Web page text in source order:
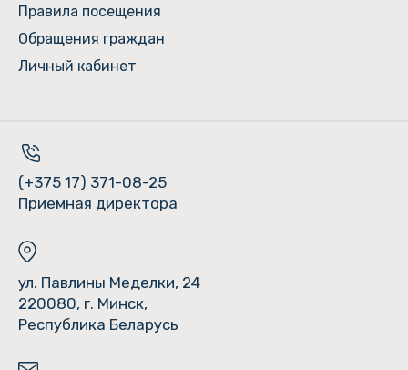
Правила посещения
Обращения граждан
Личный кабинет
(+375 17) 371-08-25
Приемная директора
ул. Павлины Меделки, 24
220080, г. Минск,
Республика Беларусь